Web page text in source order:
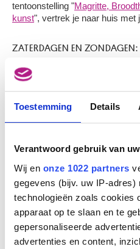
Toestemming Details
Verantwoord gebruik van
Wij en onze 1022 partners
gegevens (bijv. uw IP-adres)
technologieën zoals cookies
apparaat op te slaan en te
gepersonaliseerde
advertenties en content,
tentoonstelling "Magritte,
kunst", vertrek je naar huis met
ZATERDAGEN EN ZONDAGEN:
- 4 & 5 november 2017
- 2 & 3 december 2017
- 13 & 14 januari 2018
- 3 & 4 februari 2018
Mogelijk dankzij de steun van
van de Musea.
TICKETS TENTOONSTELLING
TAAL (NL/FR/EN)
TIJDSTIP